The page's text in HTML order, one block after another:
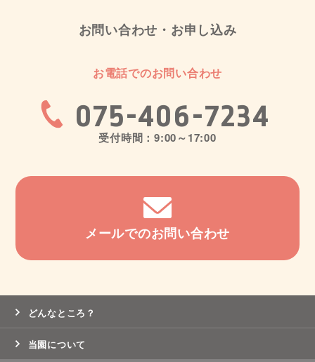
お問い合わせ・お申し込み
お電話でのお問い合わせ
075-406-7234
受付時間：9:00～17:00
メールでのお問い合わせ
どんなところ？
当園について